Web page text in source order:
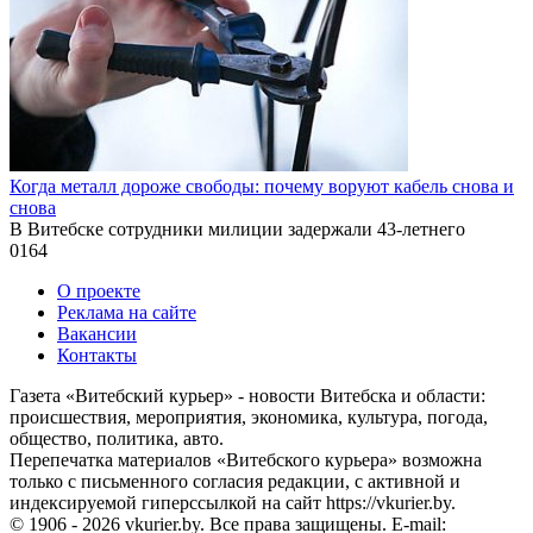
Когда металл дороже свободы: почему воруют кабель снова и
снова
В Витебске сотрудники милиции задержали 43-летнего
0164
О проекте
Реклама на сайте
Вакансии
Контакты
Газета «Витебский курьер» - новости Витебска и области:
происшествия, мероприятия, экономика, культура, погода,
общество, политика, авто.
Перепечатка материалов «Витебского курьера» возможна
только с письменного согласия редакции, с активной и
индексируемой гиперссылкой на сайт https://vkurier.by.
© 1906 - 2026 vkurier.by. Все права защищены. E-mail: